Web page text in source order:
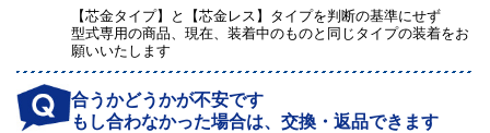
【芯金タイプ】と【芯金レス】タイプを判断の基準にせず
型式専用の商品、現在、装着中のものと同じタイプの装着をお
願いいたします
合うかどうかが不安です
もし合わなかった場合は、交換・返品できます